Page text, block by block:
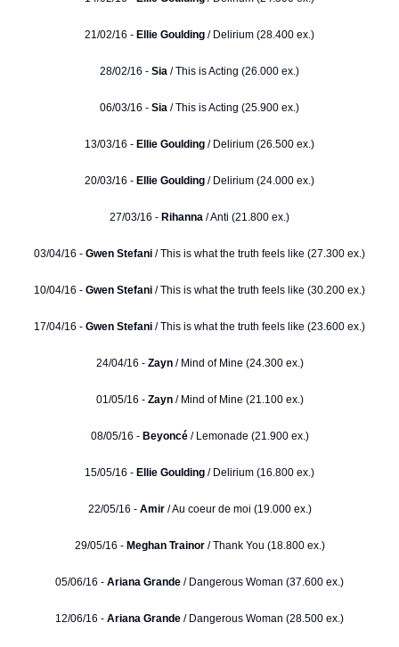
21/02/16 - Ellie Goulding / Delirium (28.400 ex.)
28/02/16 - Sia / This is Acting (26.000 ex.)
06/03/16 - Sia / This is Acting (25.900 ex.)
13/03/16 - Ellie Goulding / Delirium (26.500 ex.)
20/03/16 - Ellie Goulding / Delirium (24.000 ex.)
27/03/16 - Rihanna / Anti (21.800 ex.)
03/04/16 - Gwen Stefani / This is what the truth feels like (27.300 ex.)
10/04/16 - Gwen Stefani / This is what the truth feels like (30.200 ex.)
17/04/16 - Gwen Stefani / This is what the truth feels like (23.600 ex.)
24/04/16 - Zayn / Mind of Mine (24.300 ex.)
01/05/16 - Zayn / Mind of Mine (21.100 ex.)
08/05/16 - Beyoncé / Lemonade (21.900 ex.)
15/05/16 - Ellie Goulding / Delirium (16.800 ex.)
22/05/16 - Amir / Au coeur de moi (19.000 ex.)
29/05/16 - Meghan Trainor/ Thank You (18.800 ex.)
05/06/16 - Ariana Grande / Dangerous Woman (37.600 ex.)
12/06/16 - Ariana Grande / Dangerous Woman (28.500 ex.)